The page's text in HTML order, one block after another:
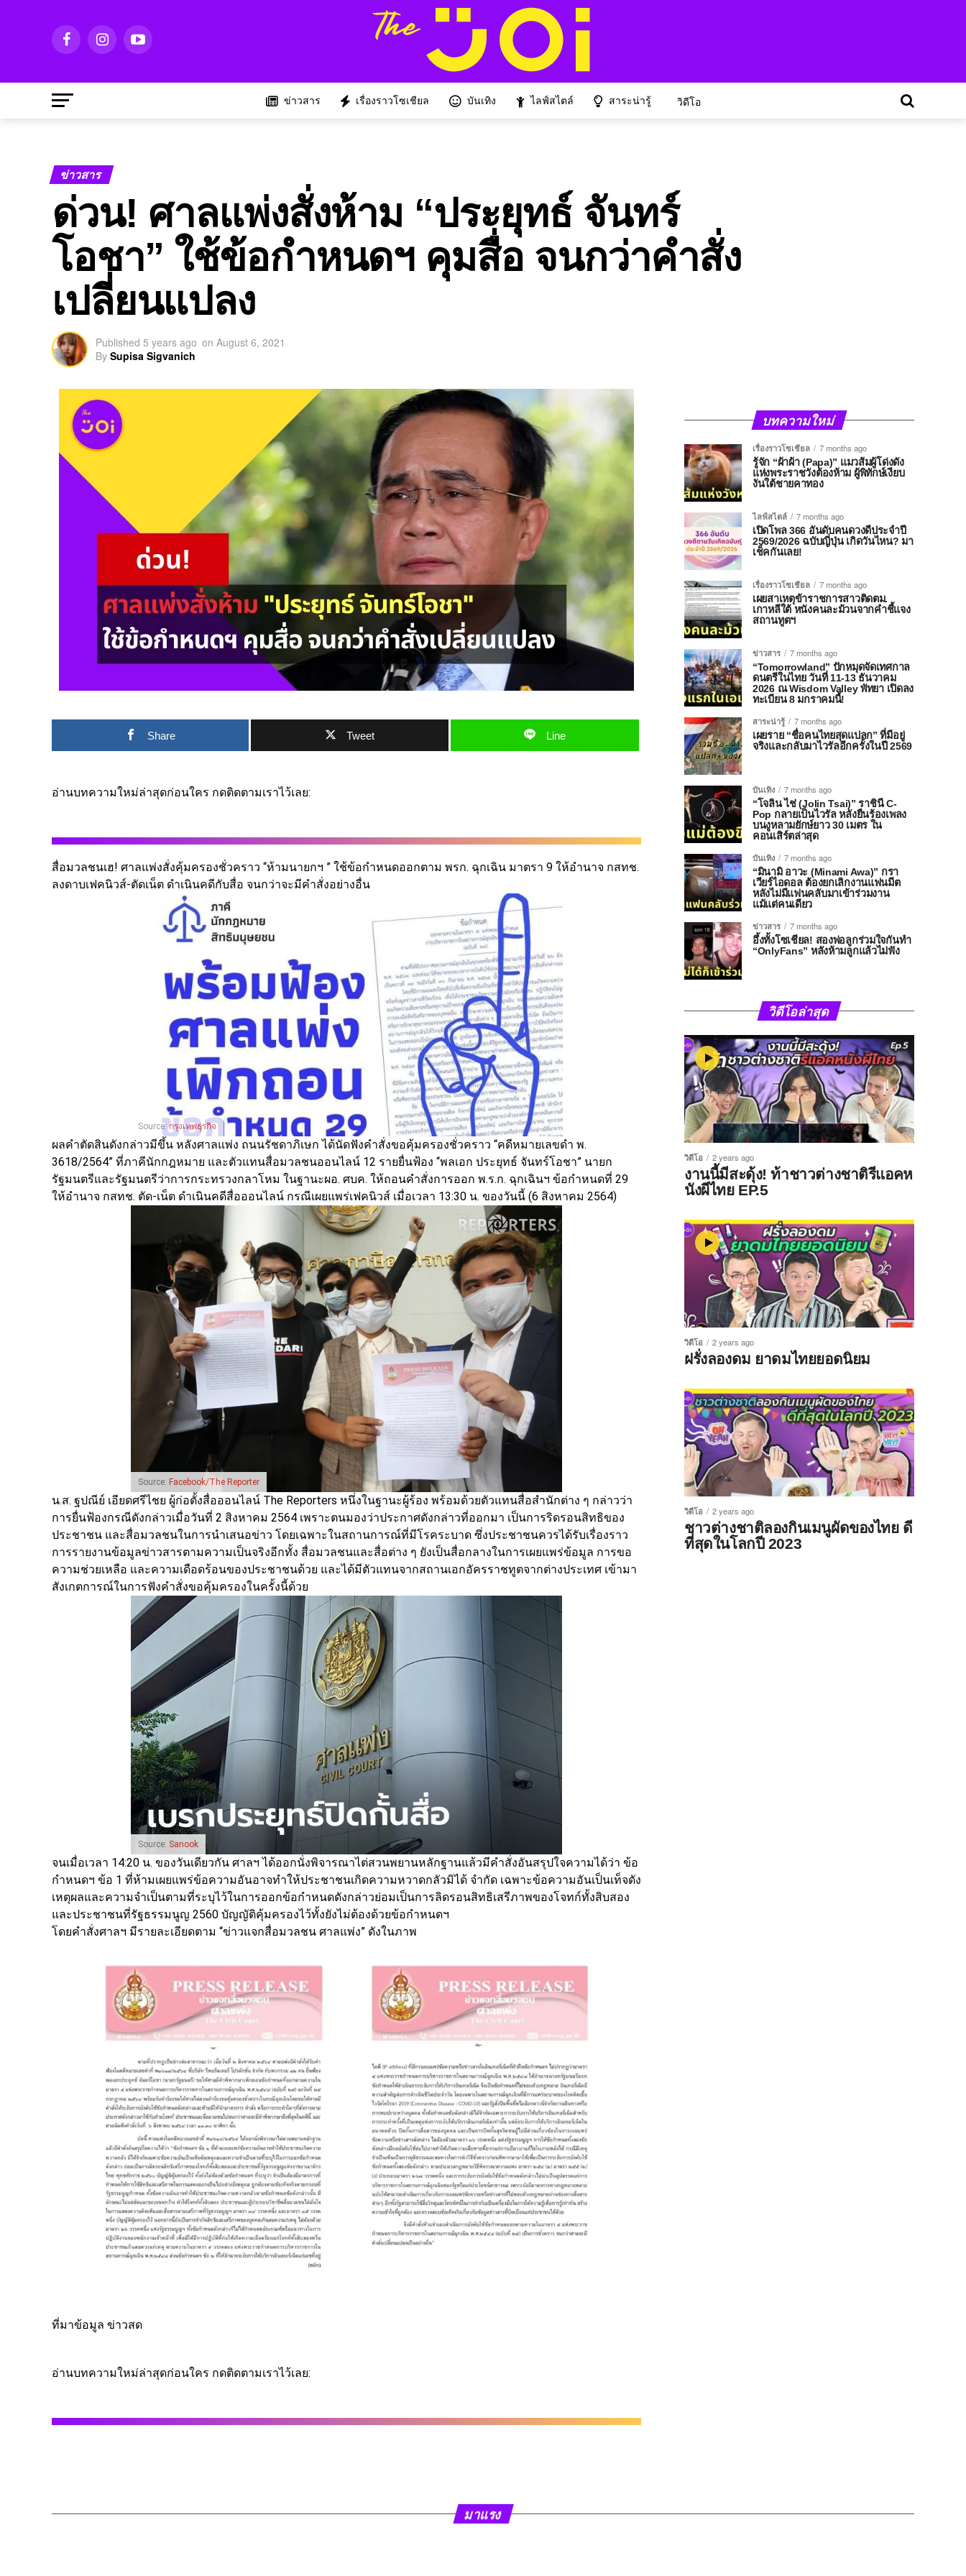
ข่าวสาร เรื่องราวโซเชียล บันเทิง ไลฟ์สไตล์ สาระน่ารู้ วิดีโอ
ข่าวสาร
ด่วน! ศาลแพ่งสั่งห้าม “ประยุทธ์ จันทร์
โอชา” ใช้ข้อกำหนดฯ คุมสื่อ จนกว่าคำสั่ง
เปลี่ยนแปลง
Published 5 years ago on August 6, 2021
By Supisa Sigvanich
Share Tweet Line
อ่านบทความใหม่ล่าสุดก่อนใคร กดติดตามเราไว้เลย:
สื่อมวลชนเฮ! ศาลแพ่งสั่งคุ้มครองชั่วคราว “ห้ามนายกฯ ” ใช้ข้อกำหนดออกตาม พรก. ฉุกเฉิน มาตรา 9 ให้อำนาจ กสทช.
ลงดาบเฟคนิวส์-ตัดเน็ต ดำเนินคดีกับสื่อ จนกว่าจะมีคำสั่งอย่างอื่น
Source:กรุงเทพธุรกิจ
ผลคำตัดสินดังกล่าวมีขึ้น หลังศาลแพ่ง ถนนรัชดาภิเษก ได้นัดฟังคำสั่งขอคุ้มครองชั่วคราว “คดีหมายเลขดำ พ.
3618/2564” ที่ภาคีนักกฎหมาย และตัวแทนสื่อมวลชนออนไลน์ 12 รายยื่นฟ้อง “พลเอก ประยุทธ์ จันทร์โอชา” นายก
รัฐมนตรีและรัฐมนตรีว่าการกระทรวงกลาโหม ในฐานะผอ. ศบค. ให้ถอนคำสั่งการออก พ.ร.ก. ฉุกเฉินฯ ข้อกำหนดที่ 29
ให้อำนาจ กสทช. ตัด-เน็ต ดำเนินคดีสื่อออนไลน์ กรณีเผยแพร่เฟคนิวส์ เมื่อเวลา 13:30 น. ของวันนี้ (6 สิงหาคม 2564)
Source: Facebook/The Reporter
น.ส. ฐปณีย์ เอียดศรีไชย ผู้ก่อตั้งสื่อออนไลน์ The Reporters หนึ่งในฐานะผู้ร้อง พร้อมด้วยตัวแทนสื่อสำนักต่าง ๆ กล่าวว่า
การยื่นฟ้องกรณีดังกล่าวเมื่อวันที่ 2 สิงหาคม 2564 เพราะตนมองว่าประกาศดังกล่าวที่ออกมา เป็นการริดรอนสิทธิของ
ประชาชน และสื่อมวลชนในการนำเสนอข่าว โดยเฉพาะในสถานการณ์ที่มีโรคระบาด ซึ่งประชาชนควรได้รับเรื่องราว
การรายงานข้อมูลข่าวสารตามความเป็นจริงอีกทั้ง สื่อมวลชนและสื่อต่าง ๆ ยังเป็นสื่อกลางในการเผยแพร่ข้อมูล การขอ
ความช่วยเหลือ และความเดือดร้อนของประชาชนด้วย และได้มีตัวแทนจากสถานเอกอัครราชทูตจากต่างประเทศ เข้ามา
สังเกตการณ์ในการฟังคำสั่งขอคุ้มครองในครั้งนี้ด้วย
Source: Sanook
จนเมื่อเวลา 14:20 น. ของวันเดียวกัน ศาลฯ ได้ออกนั่งพิจารณาไต่สวนพยานหลักฐานแล้วมีคำสั่งอันสรุปใจความได้ว่า ข้อ
กำหนดฯ ข้อ 1 ที่ห้ามเผยแพร่ข้อความอันอาจทำให้ประชาชนเกิดความหวาดกลัวมิได้ จำกัด เฉพาะข้อความอันเป็นเท็จดัง
เหตุผลและความจำเป็นตามที่ระบุไว้ในการออกข้อกำหนดดังกล่าวย่อมเป็นการลิดรอนสิทธิเสรีภาพของโจทก์ทั้งสิบสอง
และประชาชนที่รัฐธรรมนูญ 2560 บัญญัติคุ้มครองไว้ทั้งยังไม่ต้องด้วยข้อกำหนดฯ
โดยคำสั่งศาลฯ มีรายละเอียดตาม “ข่าวแจกสื่อมวลชน ศาลแพ่ง” ดังในภาพ
ที่มาข้อมูล ข่าวสด
อ่านบทความใหม่ล่าสุดก่อนใคร กดติดตามเราไว้เลย:
บทความใหม่
เรื่องราวโซเชียล
7 months ago
รู้จัก “ผ้าผ้า (Papa)” แมวส้มผู้โด่งดัง
แห่งพระราชวังต้องห้าม ผู้พิทักษ์เงียบ
งันใต้ชายคาทอง
ไลฟ์สไตล์
7 months ago
เปิดโพล 366 อันดับคนดวงดีประจำปี
2569/2026 ฉบับญี่ปุ่น เกิดวันไหน? มา
เช็คกันเลย!
เรื่องราวโซเชียล
7 months ago
เผยสาเหตุข้าราชการสาวติดตม.
เกาหลีใต้ หนังคนละม้วนจากคำชี้แจง
สถานทูตฯ
ข่าวสาร
7 months ago
“Tomorrowland” ปักหมุดจัดเทศกาล
ดนตรีในไทย วันที่ 11-13 ธันวาคม
2026 ณ Wisdom Valley พัทยา เปิดลง
ทะเบียน 8 มกราคมนี้!
สาระน่ารู้
7 months ago
เผยราย “ชื่อคนไทยสุดแปลก” ที่มีอยู่
จริงและกลับมาไวรัลอีกครั้งในปี 2569
บันเทิง
7 months ago
“โจลิน ไช่ (Jolin Tsai)” ราชินี C-
Pop กลายเป็นไวรัล หลังยืนร้องเพลง
บนงูหลามยักษ์ยาว 30 เมตร ใน
คอนเสิร์ตล่าสุด
บันเทิง
7 months ago
“มินามิ อาวะ (Minami Awa)” กรา
เวียร์ไอดอล ต้องยกเลิกงานแฟนมีต
หลังไม่มีแฟนคลับมาเข้าร่วมงาน
แม้แต่คนเดียว
ข่าวสาร
7 months ago
อึ้งทั้งโซเชียล! สองพ่อลูกร่วมใจกันทำ
“OnlyFans” หลังห้ามลูกแล้วไม่ฟัง
วิดีโอล่าสุด
วิดีโอ 2 years ago
งานนี้มีสะดุ้ง! ท้าชาวต่างชาติรีแอคห
นังผีไทย EP.5
วิดีโอ 2 years ago
ฝรั่งลองดม ยาดมไทยยอดนิยม
วิดีโอ 2 years ago
ชาวต่างชาติลองกินเมนูผัดของไทย ดี
ที่สุดในโลกปี 2023
มาแรง